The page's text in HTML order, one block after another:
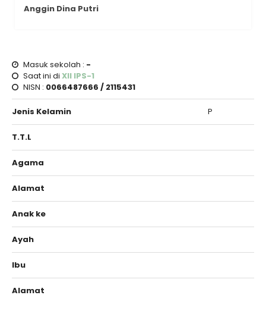
Anggin Dina Putri
Masuk sekolah : -
Saat ini di XII IPS-1
NISN : 0066487666 / 2115431
Jenis Kelamin P
T.T.L
Agama
Alamat
Anak ke
Ayah
Ibu
Alamat